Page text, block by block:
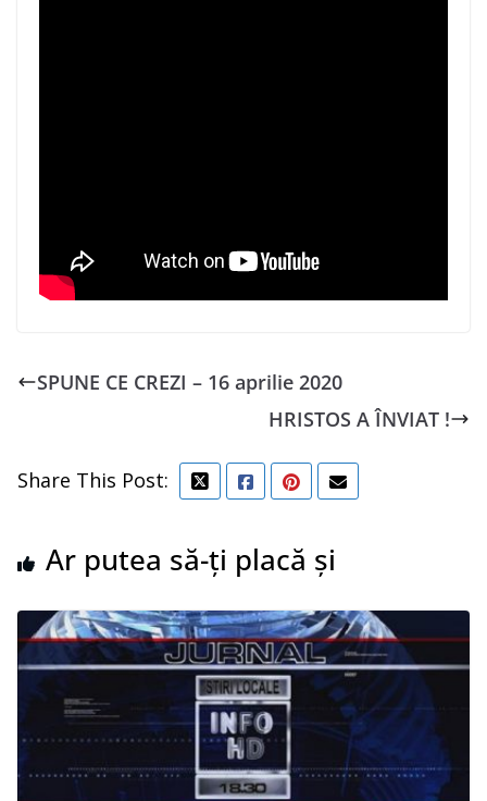
SPUNE CE CREZI – 16 aprilie 2020
HRISTOS A ÎNVIAT !
Share This Post:
Ar putea să-ți placă și